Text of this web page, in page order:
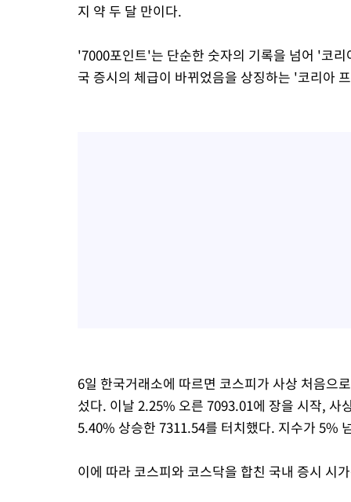
지 약 두 달 만이다.
'7000포인트'는 단순한 숫자의 기록을 넘어 '코
국 증시의 체급이 바뀌었음을 상징하는 '코리아
6일 한국거래소에 따르면 코스피가 사상 처음으
섰다. 이날 2.25% 오른 7093.01에 장을 시작, 사
5.40% 상승한 7311.54를 터치했다. 지수가 5%
이에 따라 코스피와 코스닥을 합친 국내 증시 시